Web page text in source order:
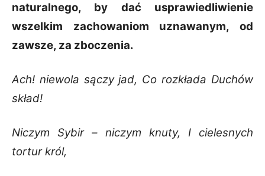
naturalnego, by dać usprawiedliwienie
wszelkim zachowaniom uznawanym, od
zawsze, za zboczenia.
Ach! niewola sączy jad, Co rozkłada Duchów
skład!
Niczym Sybir – niczym knuty, I cielesnych
tortur król,